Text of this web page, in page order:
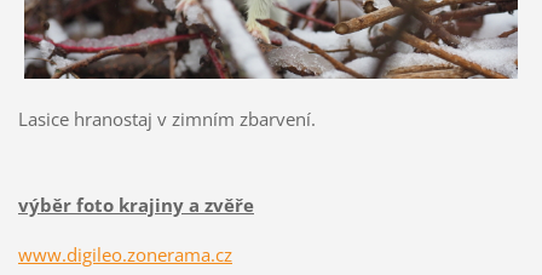
Lasice hranostaj v zimním zbarvení.
výběr foto krajiny a zvěře
www.digileo.zonerama.cz